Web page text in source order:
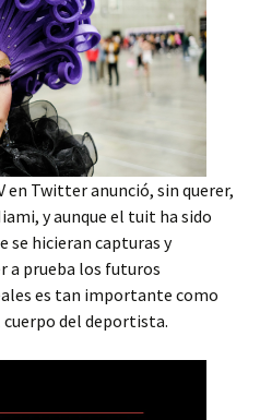
en Twitter anunció, sin querer,
y aunque el tuit ha sido
se hicieran capturas y
a prueba los futuros
es tan importante como
cuerpo del deportista.